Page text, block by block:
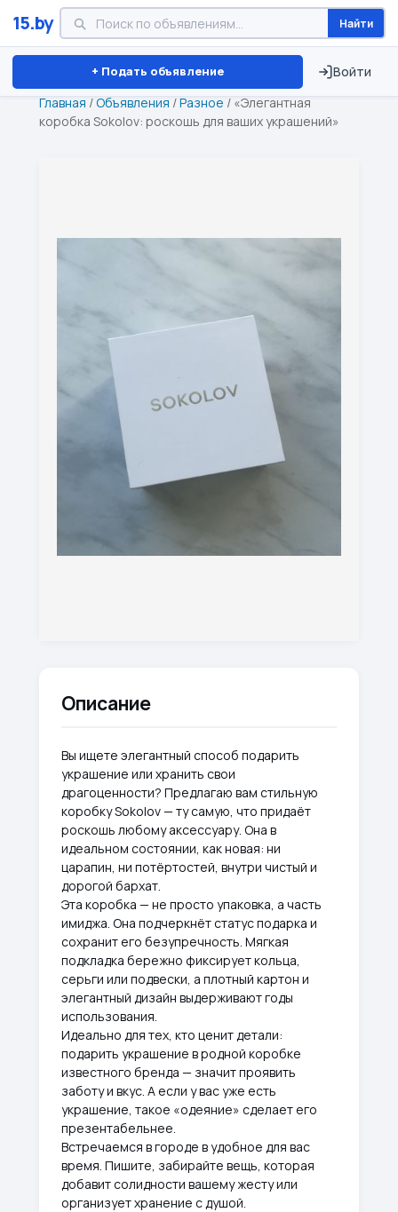
15.by Найти
+ Подать объявление Войти
Минск Витебск Брест ⏱ ТОЛЬКО 15 ДНЕЙ
Главная /Объявления /Разное / «Элегантная
коробка Sokolov: роскошь для ваших украшений»
Описание
Вы ищете элегантный способ подарить
украшение или хранить свои
драгоценности? Предлагаю вам стильную
коробку Sokolov — ту самую, что придаёт
роскошь любому аксессуару. Она в
идеальном состоянии, как новая: ни
царапин, ни потёртостей, внутри чистый и
дорогой бархат.
Эта коробка — не просто упаковка, а часть
имиджа. Она подчеркнёт статус подарка и
сохранит его безупречность. Мягкая
подкладка бережно фиксирует кольца,
серьги или подвески, а плотный картон и
элегантный дизайн выдерживают годы
использования.
Идеально для тех, кто ценит детали:
подарить украшение в родной коробке
известного бренда — значит проявить
заботу и вкус. А если у вас уже есть
украшение, такое «одеяние» сделает его
презентабельнее.
Встречаемся в городе в удобное для вас
время. Пишите, забирайте вещь, которая
добавит солидности вашему жесту или
организует хранение с душой.